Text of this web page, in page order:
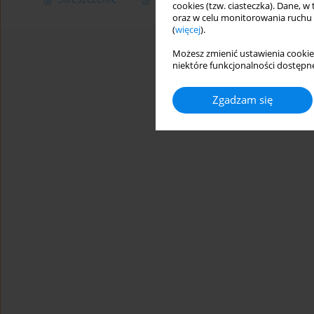
cookies (tzw. ciasteczka). Dane,
oraz w celu monitorowania ruchu
(więcej).
Możesz zmienić ustawienia
niektóre funkcjonalności
Zgadzam się